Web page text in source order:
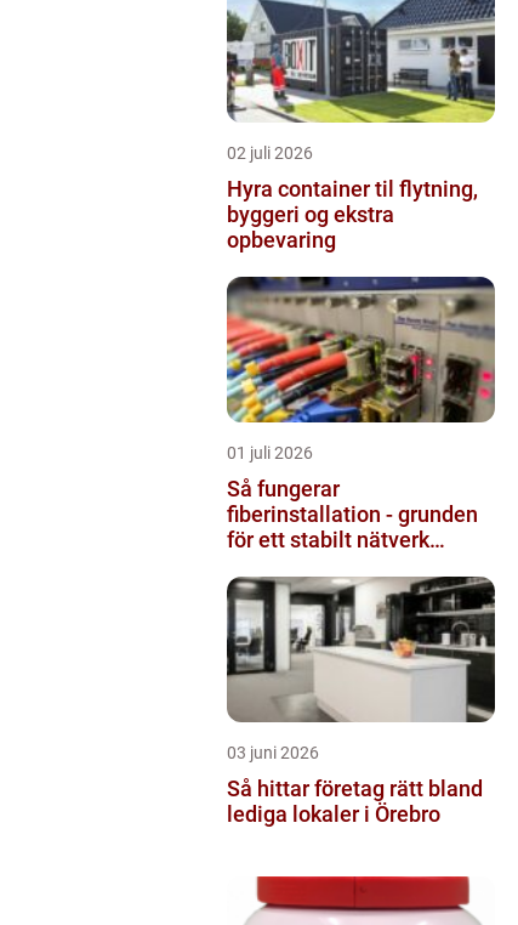
02 juli 2026
Hyra container til flytning,
byggeri og ekstra
opbevaring
01 juli 2026
Så fungerar
fiberinstallation - grunden
för ett stabilt nätverk
03 juni 2026
Så hittar företag rätt bland
lediga lokaler i Örebro